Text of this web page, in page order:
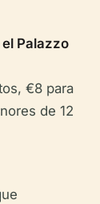
Palazzo
€8 para
de 12